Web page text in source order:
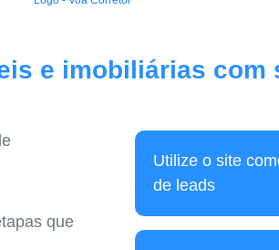
e imobiliárias com
que
Utilize o site
de leads